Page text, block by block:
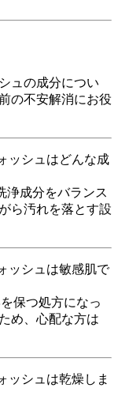
ュの成分につい
の不安解消にお役
ッシュはどんな成
浄成分をバランス
ら汚れを落とす設
ッシュは敏感肌で
保つ処方になっ
め、心配な方は
ッシュは乾燥しま